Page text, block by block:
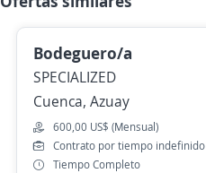
Bodeguero/a
SPECIALIZED
Cuenca, Azuay
600,00 US$ (Mensual)
Contrato por tiempo indefinido
Tiempo Completo